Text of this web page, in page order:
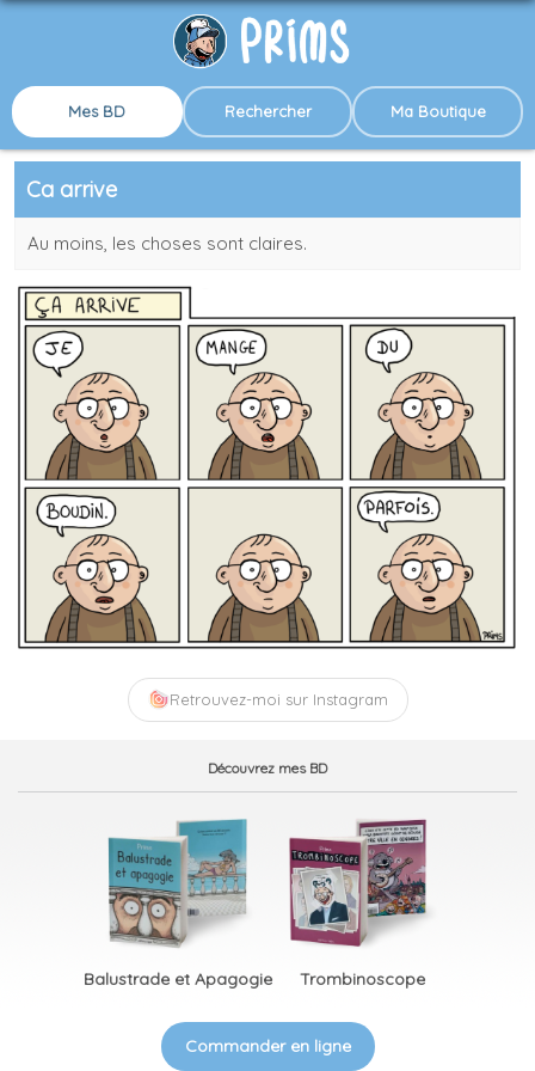
Mes BD Rechercher Ma Boutique
Ca arrive
Au moins, les choses sont claires.
Retrouvez-moi sur Instagram
Découvrez mes BD
Balustrade et Apagogie Trombinoscope
Commander en ligne